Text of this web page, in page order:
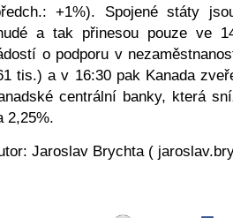
+1%). Spojené státy
a tak přinesou pouze ve
o podporu v
tis.) a v 16:30 pak Kanada
centrální banky, která
2,25%.
Jaroslav Brychta (